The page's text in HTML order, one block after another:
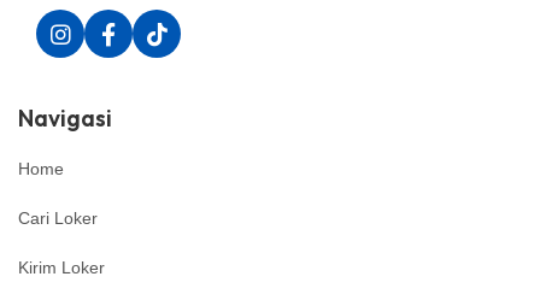
Navigasi
Home
Cari Loker
Kirim Loker